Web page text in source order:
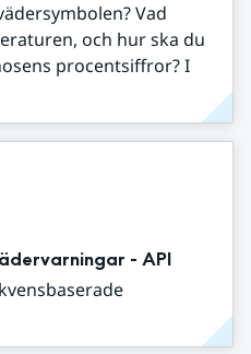
Vad
och hur ska du
procentsiffror? I
- API